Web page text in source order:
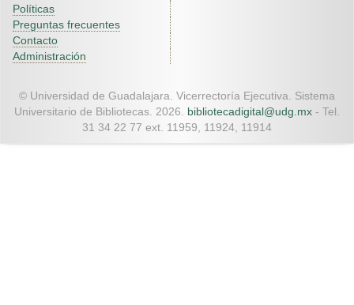
Políticas
Preguntas frecuentes
Contacto
Administración
© Universidad de Guadalajara. Vicerrectoría Ejecutiva. Sistema
Universitario de Bibliotecas. 2026. bibliotecadigital@udg.mx - Tel.
31 34 22 77 ext. 11959, 11924, 11914